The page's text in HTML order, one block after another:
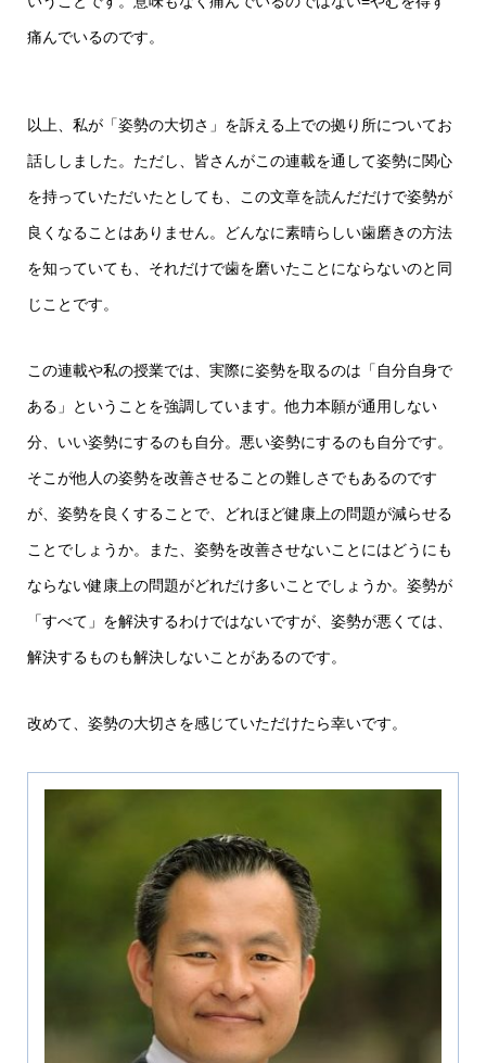
痛んでいるのです。
以上、私が「姿勢の大切さ」を訴える上での拠り所についてお
話ししました。ただし、皆さんがこの連載を通して姿勢に関心
を持っていただいたとしても、この文章を読んだだけで姿勢が
良くなることはありません。どんなに素晴らしい歯磨きの方法
を知っていても、それだけで歯を磨いたことにならないのと同
じことです。
この連載や私の授業では、実際に姿勢を取るのは「自分自身で
ある」ということを強調しています。他力本願が通用しない
分、いい姿勢にするのも自分。悪い姿勢にするのも自分です。
そこが他人の姿勢を改善させることの難しさでもあるのです
が、姿勢を良くすることで、どれほど健康上の問題が減らせる
ことでしょうか。また、姿勢を改善させないことにはどうにも
ならない健康上の問題がどれだけ多いことでしょうか。姿勢が
「すべて」を解決するわけではないですが、姿勢が悪くては、
解決するものも解決しないことがあるのです。
改めて、姿勢の大切さを感じていただけたら幸いです。